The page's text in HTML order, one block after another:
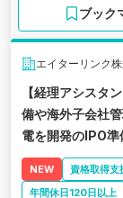
ブック
エイターリンク
【経理アシスタ
備や海外子会社
電を開発のIPO準
NEW 資格取得支
年間休日120日以上